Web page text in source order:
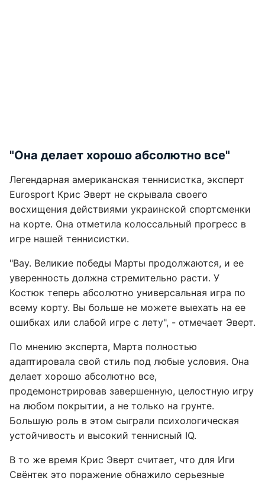
"Она делает хорошо абсолютно все"
Легендарная американская теннисистка, эксперт
Eurosport Крис Эверт не скрывала своего
восхищения действиями украинской спортсменки
на корте. Она отметила колоссальный прогресс в
игре нашей теннисистки.
"Вау. Великие победы Марты продолжаются, и ее
уверенность должна стремительно расти. У
Костюк теперь абсолютно универсальная игра по
всему корту. Вы больше не можете выехать на ее
ошибках или слабой игре с лету", - отмечает Эверт.
По мнению эксперта, Марта полностью
адаптировала свой стиль под любые условия. Она
делает хорошо абсолютно все,
продемонстрировав завершенную, целостную игру
на любом покрытии, а не только на грунте.
Большую роль в этом сыграли психологическая
устойчивость и высокий теннисный IQ.
В то же время Крис Эверт считает, что для Иги
Свёнтек это поражение обнажило серьезные